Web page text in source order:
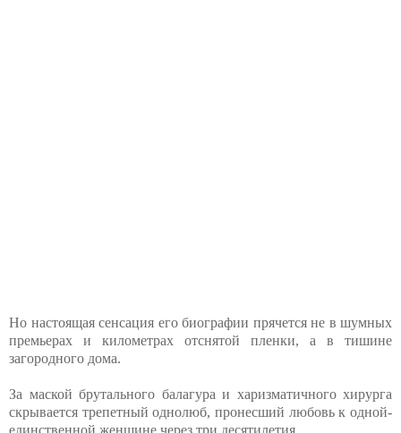
Но настоящая сенсация его биографии прячется не в шумных
премьерах и километрах отснятой пленки, а в тишине
загородного дома.
За маской брутального балагура и харизматичного хирурга
скрывается трепетный однолюб, пронесший любовь к одной-
единственной женщине через три десятилетия.